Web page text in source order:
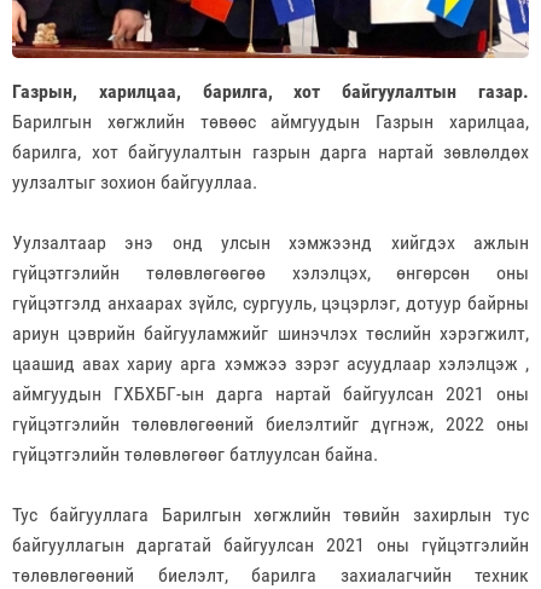
Газрын, харилцаа, барилга, хот байгуулалтын газар.
Барилгын хөгжлийн төвөөс аймгуудын Газрын харилцаа,
барилга, хот байгуулалтын газрын дарга нартай зөвлөлдөх
уулзалтыг зохион байгууллаа.
Уулзалтаар энэ онд улсын хэмжээнд хийгдэх ажлын
гүйцэтгэлийн төлөвлөгөөгөө хэлэлцэх, өнгөрсөн оны
гүйцэтгэлд анхаарах зүйлс, сургууль, цэцэрлэг, дотуур байрны
ариун цэврийн байгууламжийг шинэчлэх төслийн хэрэгжилт,
цаашид авах хариу арга хэмжээ зэрэг асуудлаар хэлэлцэж ,
аймгуудын ГХБХБГ-ын дарга нартай байгуулсан 2021 оны
гүйцэтгэлийн төлөвлөгөөний биелэлтийг дүгнэж, 2022 оны
гүйцэтгэлийн төлөвлөгөөг батлуулсан байна.
Тус байгууллага Барилгын хөгжлийн төвийн захирлын тус
байгууллагын даргатай байгуулсан 2021 оны гүйцэтгэлийн
төлөвлөгөөний биелэлт, барилга захиалагчийн техник